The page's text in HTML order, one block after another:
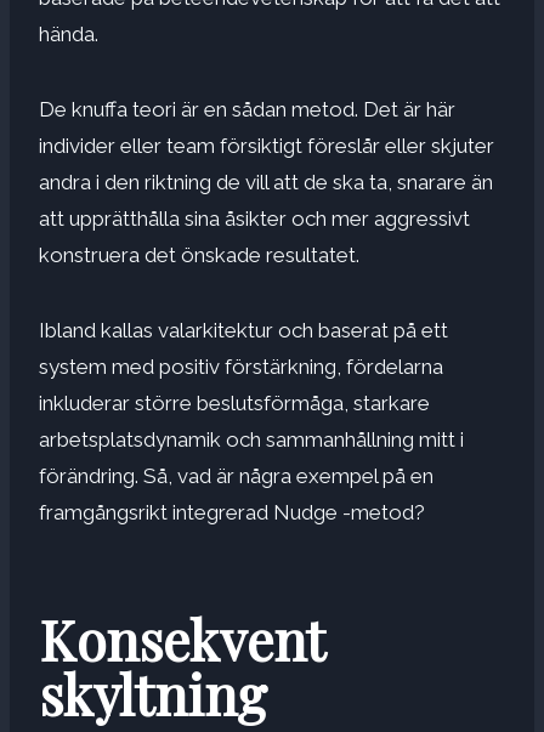
hända.
De knuffa teori är en sådan metod. Det är här
individer eller team försiktigt föreslår eller skjuter
andra i den riktning de vill att de ska ta, snarare än
att upprätthålla sina åsikter och mer aggressivt
konstruera det önskade resultatet.
Ibland kallas valarkitektur och baserat på ett
system med positiv förstärkning, fördelarna
inkluderar större beslutsförmåga, starkare
arbetsplatsdynamik och sammanhållning mitt i
förändring. Så, vad är några exempel på en
framgångsrikt integrerad Nudge -metod?
Konsekvent
skyltning